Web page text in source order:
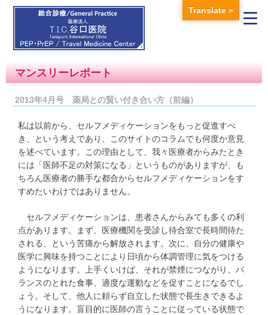
マンスリーレポート
2013年4月号 薬局との賢い付き合い方（前編）
私は以前から、セルフメディケーションをもっと促進すべ
き、という考えであり、このサイトのコラムでも何度か意見
を述べています。この理由として、我々医療者からみたとき
には「医師不足の対策になる」というものがありますが、も
ちろん医療者の勝手な都合からセルフメディケーションをす
すめたいわけではありません。
セルフメディケーションは、患者さんからみても多くの利
点があります。まず、医療機関を受診し待合室で長時間待た
される、という苦痛から解放されます。次に、自分の健康や
医学に興味を持つことにより日頃から体調管理に気をつける
ようになります。上手くいけば、それが禁煙につながり、バ
ランスのとれた食事、適度な運動などを促すことになるでし
ょう。そして、他人に頼らず自立した状態で長生きできるよ
うになります。盲目的に医師の言うことに従っている状態で
Translate »